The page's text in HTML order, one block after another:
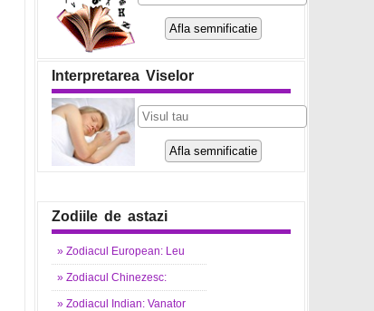
Interpretarea Viselor
Zodiile de astazi
» Zodiacul European: Leu
» Zodiacul Chinezesc:
» Zodiacul Indian: Vanator